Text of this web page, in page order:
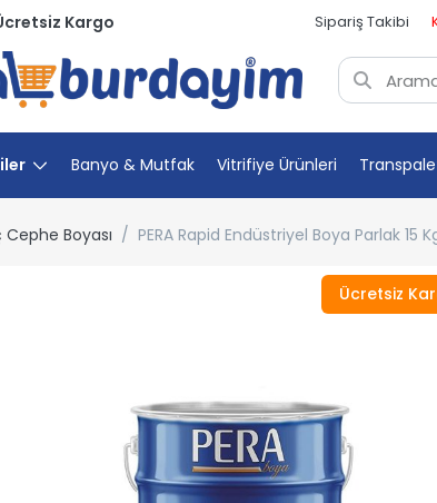
Kargo Sipariş Takibi
Banyo & Mutfak Vitrifiye Ürünleri
Cephe Boyası PERA Rapid Endüstriyel Boya Parlak 15
Ücretsiz